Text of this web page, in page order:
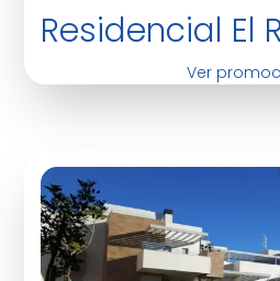
Residencial El
Ver